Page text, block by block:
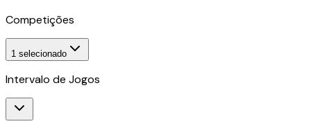
Competições
1 selecionado
Intervalo de Jogos